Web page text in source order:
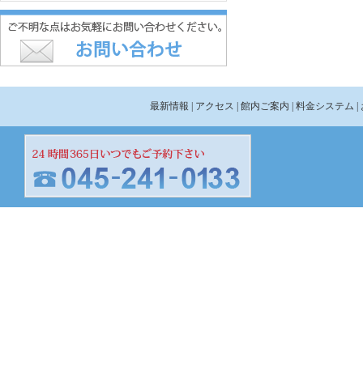
最新情報 | アクセス | 館内ご案内 | 料金システム